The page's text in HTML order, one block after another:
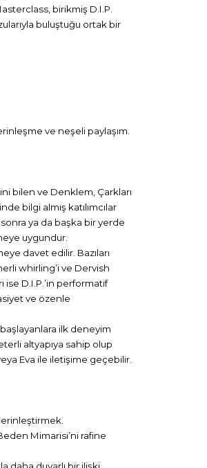
birikmiş D.I.P.
buluştuğu ortak bir
ve neşeli paylaşım.
bilen ve Denklem, Çarkları
bilgi almış katılımcılar
ya da başka bir yerde
uygundur.
davet edilir. Bazıları
whirling’i ve Dervish
ise D.I.P.’in performatif
ve özenle
ilk deneyim
altyapıya sahip olup
Eva ile iletişime geçebilir.
Mimarisi’ni rafine